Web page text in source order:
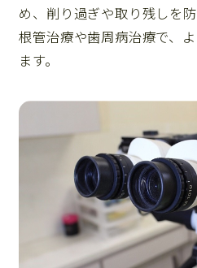
め、削り過ぎや取り残しを防
根管治療や歯周病治療で、
ます。